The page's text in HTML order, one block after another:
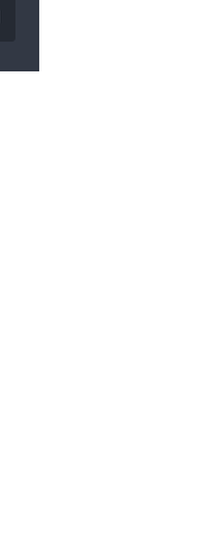
Email